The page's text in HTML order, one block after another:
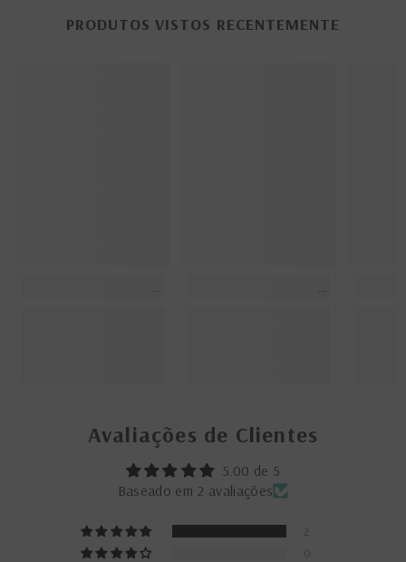
PRODUTOS VISTOS RECENTEMENTE
Avaliações de Clientes
5.00 de 5
Baseado em 2 avaliações
2
0